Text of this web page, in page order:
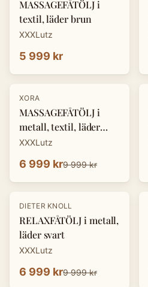
MASSAGEFÅTÖLJ i
textil, läder brun
XXXLutz
5 999 kr
-30%
XORA
MASSAGEFÅTÖLJ i
metall, textil, läder
mörkgrå
XXXLutz
6 999 kr9 999 kr
-30%
DIETER KNOLL
RELAXFÅTÖLJ i metall,
läder svart
XXXLutz
6 999 kr9 999 kr